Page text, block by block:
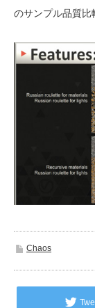
のサンプル品質比
Chaos